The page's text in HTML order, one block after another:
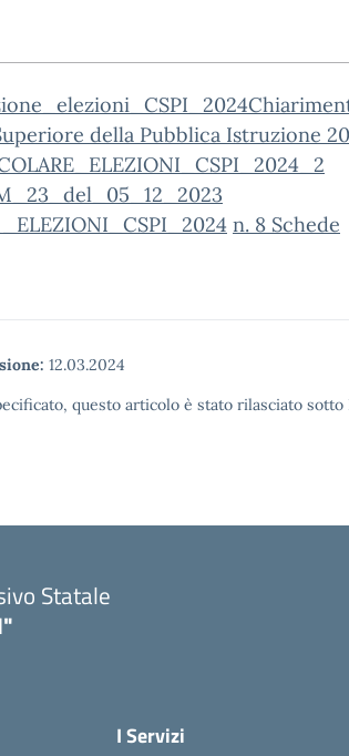
della Pubblica Istruzione
n. 8 Schede
12.03.2024
questo articolo è stato rilasciato
Statale
I Servizi